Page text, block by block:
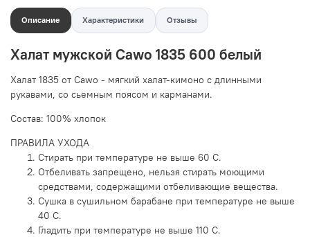
Описание Характеристики Отзывы
Халат мужской Cawo 1835 600 белый
Халат 1835 от Cawo - мягкий халат-кимоно с длинными
рукавами, со сьемным поясом и карманами.
Состав: 100% хлопок
ПРАВИЛА УХОДА
Стирать при температуре не выше 60 С.
Отбеливать запрещено, нельзя стирать моющими
средствами, содержащими отбеливающие вещества.
Сушка в сушильном барабане при температуре не выше
40 С.
Гладить при температуре не выше 110 С.